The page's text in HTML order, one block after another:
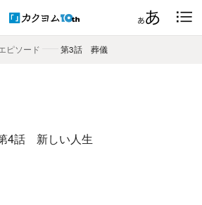
ピソード
―― 第3話 葬儀
4話 新しい人生